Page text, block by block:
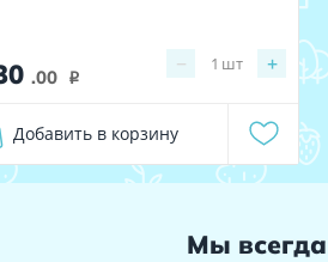
.00 i
− +
1 шт
Добавить в корзину
Мы